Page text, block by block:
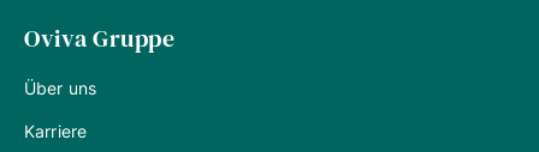
Oviva Gruppe
Über uns
Karriere